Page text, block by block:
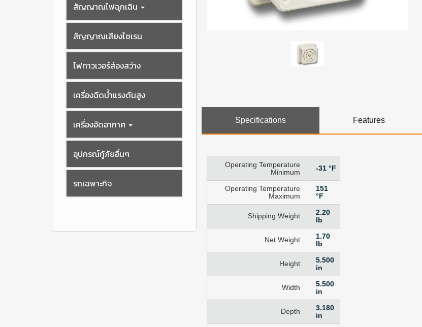
สัญญาณไฟฉุกเฉิน
สัญญาณเสียงไซเรน
ไฟทาวเวอร์ส่องสว่าง
เครื่องฉีดน้ำแรงดันสูง
เครื่องอัดอากาศ
อุปกรณ์กู้ภัยอื่นๆ
รถเฉพาะกิจ
Specifications Features
Operating Temperature
Minimum
-31 °F
Operating Temperature
Maximum
151
°F
Shipping Weight
2.20
lb
Net Weight
1.70
lb
Height
5.500
in
Width
5.500
in
Depth
3.180
in